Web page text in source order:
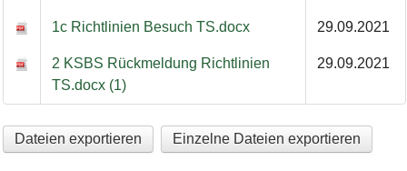
1c Richtlinien Besuch TS.docx 29.09.2021
2 KSBS Rückmeldung Richtlinien
TS.docx (1)
29.09.2021
Dateien exportieren Einzelne Dateien exportieren